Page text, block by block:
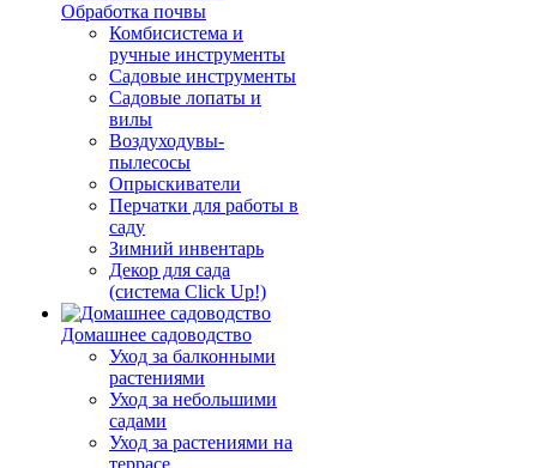
Обработка почвы
Комбисистема и
ручные инструменты
Садовые инструменты
Садовые лопаты и
вилы
Воздуходувы-
пылесосы
Опрыскиватели
Перчатки для работы в
саду
Зимний инвентарь
Декор для сада
(система Click Up!)
Домашнее садоводство
Уход за балконными
растениями
Уход за небольшими
садами
Уход за растениями на
террасе